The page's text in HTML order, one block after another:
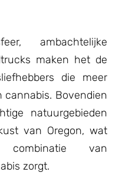
ambachtelijke
maken het de
die meer
cannabis. Bovendien
natuurgebieden
van Oregon, wat
van
zorgt.